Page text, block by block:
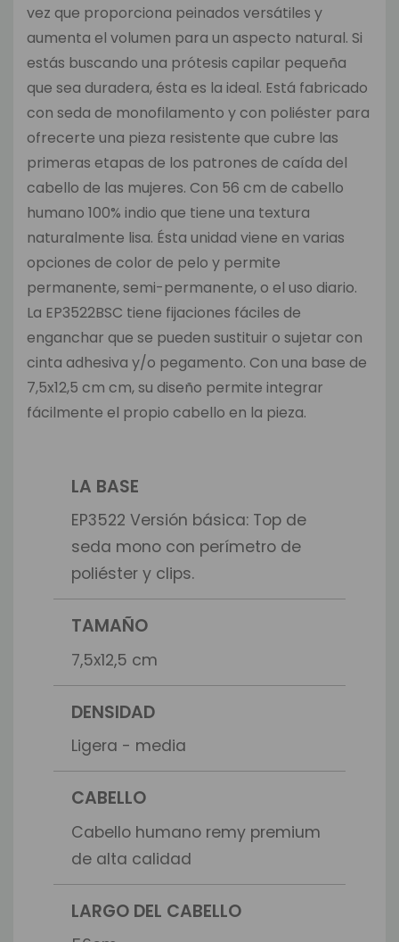
vez que proporciona peinados versátiles y
aumenta el volumen para un aspecto natural. Si
estás buscando una prótesis capilar pequeña
que sea duradera, ésta es la ideal. Está fabricado
con seda de monofilamento y con poliéster para
ofrecerte una pieza resistente que cubre las
primeras etapas de los patrones de caída del
cabello de las mujeres. Con 56 cm de cabello
humano 100% indio que tiene una textura
naturalmente lisa. Ésta unidad viene en varias
opciones de color de pelo y permite
permanente, semi-permanente, o el uso diario.
La EP3522BSC tiene fijaciones fáciles de
enganchar que se pueden sustituir o sujetar con
cinta adhesiva y/o pegamento. Con una base de
7,5x12,5 cm cm, su diseño permite integrar
fácilmente el propio cabello en la pieza.
LA BASE
EP3522 Versión básica: Top de
seda mono con perímetro de
poliéster y clips.
TAMAÑO
7,5x12,5 cm
DENSIDAD
Ligera - media
CABELLO
Cabello humano remy premium
de alta calidad
LARGO DEL CABELLO